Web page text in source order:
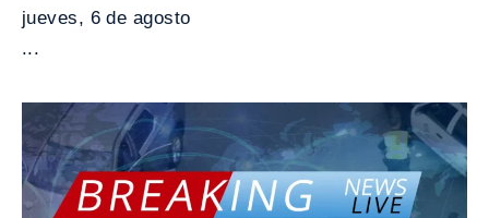
jueves, 6 de agosto
...